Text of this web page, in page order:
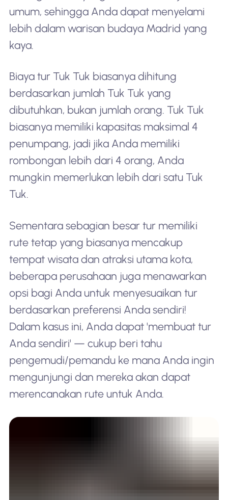
umum, sehingga Anda dapat menyelami
lebih dalam warisan budaya Madrid yang
kaya.
Biaya tur Tuk Tuk biasanya dihitung
berdasarkan jumlah Tuk Tuk yang
dibutuhkan, bukan jumlah orang. Tuk Tuk
biasanya memiliki kapasitas maksimal 4
penumpang, jadi jika Anda memiliki
rombongan lebih dari 4 orang, Anda
mungkin memerlukan lebih dari satu Tuk
Tuk.
Sementara sebagian besar tur memiliki
rute tetap yang biasanya mencakup
tempat wisata dan atraksi utama kota,
beberapa perusahaan juga menawarkan
opsi bagi Anda untuk menyesuaikan tur
berdasarkan preferensi Anda sendiri!
Dalam kasus ini, Anda dapat 'membuat tur
Anda sendiri' — cukup beri tahu
pengemudi/pemandu ke mana Anda ingin
mengunjungi dan mereka akan dapat
merencanakan rute untuk Anda.